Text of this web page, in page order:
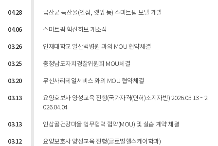
04.28 금산군 특산물(인삼, 깻잎 등) 스마트팜 모델 개발
04.06 스마트팜 혁신허브 개소식
03.26 인재대학교 일산백병원 과의 MOU 협약체결
03.25 충청남도자치경찰위원회 MOU체결
03.20 무신사리테일서비스 와의 MOU 협약체결
03.13
요양호보사 양성교육 진행(국가자격(면허)소지자반) 2026.03.13 ~ 2
026.04.04
03.13 인삼골건강마을 업무협력 협약(MOU) 및 실습 계약 체결
03.12 요양보호사 양성교육 진행(글로벌헬스케어학과)